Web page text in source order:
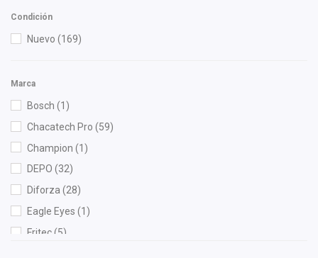
Condición
Nuevo (169)
Marca
Bosch (1)
Chacatech Pro (59)
Champion (1)
DEPO (32)
Diforza (28)
Eagle Eyes (1)
Fritec(5)